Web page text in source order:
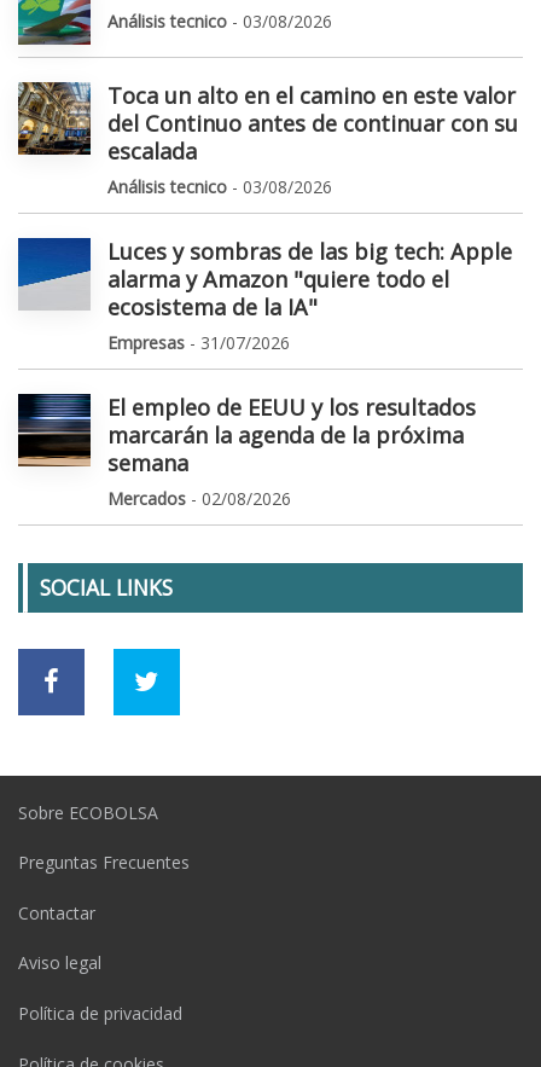
Análisis tecnico - 03/08/2026
Toca un alto en el camino en este valor
del Continuo antes de continuar con su
escalada
Análisis tecnico - 03/08/2026
Luces y sombras de las big tech: Apple
alarma y Amazon "quiere todo el
ecosistema de la IA"
Empresas - 31/07/2026
El empleo de EEUU y los resultados
marcarán la agenda de la próxima
semana
Mercados - 02/08/2026
SOCIAL LINKS
Sobre ECOBOLSA
Preguntas Frecuentes
Contactar
Aviso legal
Política de privacidad